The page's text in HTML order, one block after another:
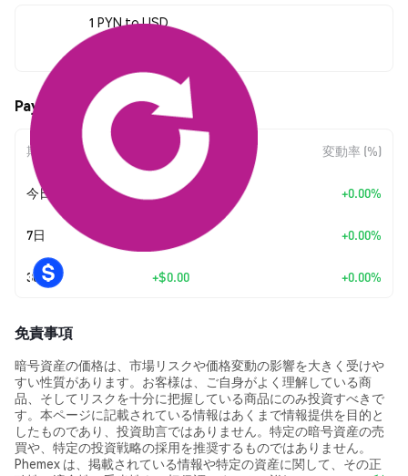
1 PYN to USD
Paynetic (PYN) の価格変動
期間 金額変動 変動率 (%)
今日 $0.00 +0.00%
7日 +0.00%
30日 +$0.00 +0.00%
免責事項
暗号資産の価格は、市場リスクや価格変動の影響を大きく受けや
すい性質があります。お客様は、ご自身がよく理解している商
品、そしてリスクを十分に把握している商品にのみ投資すべきで
す。本ページに記載されている情報はあくまで情報提供を目的と
したものであり、投資助言ではありません。特定の暗号資産の売
買や、特定の投資戦略の採用を推奨するものではありません。
Phemex は、掲載されている情報や特定の資産に関して、その正